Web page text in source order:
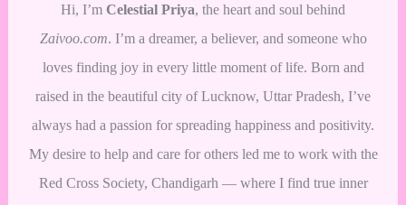
Hi, I’m Celestial Priya, the heart and soul behind
Zaivoo.com. I’m a dreamer, a believer, and someone who
loves finding joy in every little moment of life. Born and
raised in the beautiful city of Lucknow, Uttar Pradesh, I’ve
always had a passion for spreading happiness and positivity.
My desire to help and care for others led me to work with the
Red Cross Society, Chandigarh — where I find true inner